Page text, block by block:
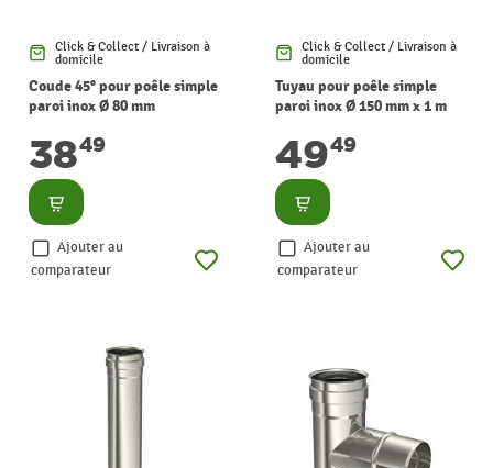
Click & Collect / Livraison à
domicile
Coude 45° pour poêle simple
paroi inox Ø 80 mm
3849
Consulter
Ajouter au
comparateur
Click & Collect / Livraison à
domicile
Tuyau pour poêle simple
paroi inox Ø 150 mm x 1 m
4949
Consulter
Ajouter au
comparateur